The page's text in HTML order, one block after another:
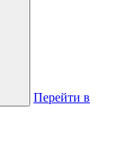
Перейти в